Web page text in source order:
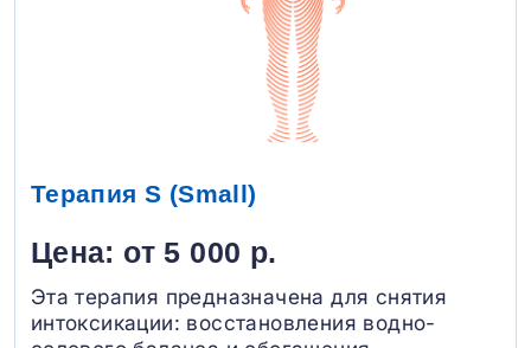
Терапия S (Small)
Цена: от 5 000 р.
Эта терапия предназначена для снятия
интоксикации: восстановления водно-